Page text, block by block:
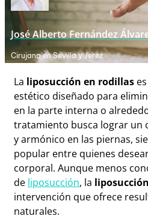
José Alberto Fernández
Cirujano en Sevilla y Jerez
La liposucción en rodillas
estético diseñado para
en la parte interna o
tratamiento busca lograr un
y armónico en las piernas,
popular entre quienes
corporal. Aunque menos
de liposucción, la
intervención que ofrece
naturales.